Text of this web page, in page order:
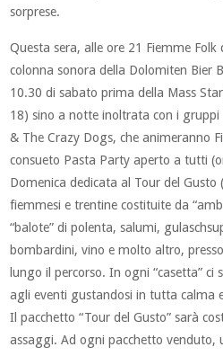
sorprese.
Questa sera, alle ore 21 Fiemme
colonna sonora della Dolomiten Bier
10.30 di sabato prima della Mass
18) sino a notte inoltrata con i
& The Crazy Dogs, che animeranno
consueto Pasta Party aperto a tutti
Domenica dedicata al Tour del Gusto
fiemmesi e trentine costituite da
“balote” di polenta, salumi,
bombardini, vino e molto altro,
lungo il percorso. In ogni “casetta” ci
agli eventi gustandosi in tutta calma
Il pacchetto “Tour del Gusto” sarà
assaggi. Ad ogni pacchetto venduto,